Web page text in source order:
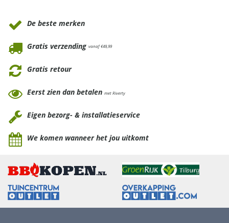
De beste merken
Gratis verzending vanaf €49,99
Gratis retour
Eerst zien dan betalen met Riverty
Eigen bezorg- & installatieservice
We komen wanneer het jou uitkomt